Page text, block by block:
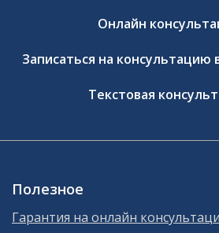
Онлайн
Записаться на консультацию
Текстовая
Полезное
Гарантия на онлайн